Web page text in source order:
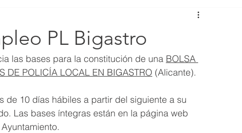
PL Bigastro
las bases para la constitución de una BOLSA
DE POLICÍA LOCAL EN BIGASTRO (Alicante).
de 10 días hábiles a partir del siguiente a su
Las bases íntegras están en la página web